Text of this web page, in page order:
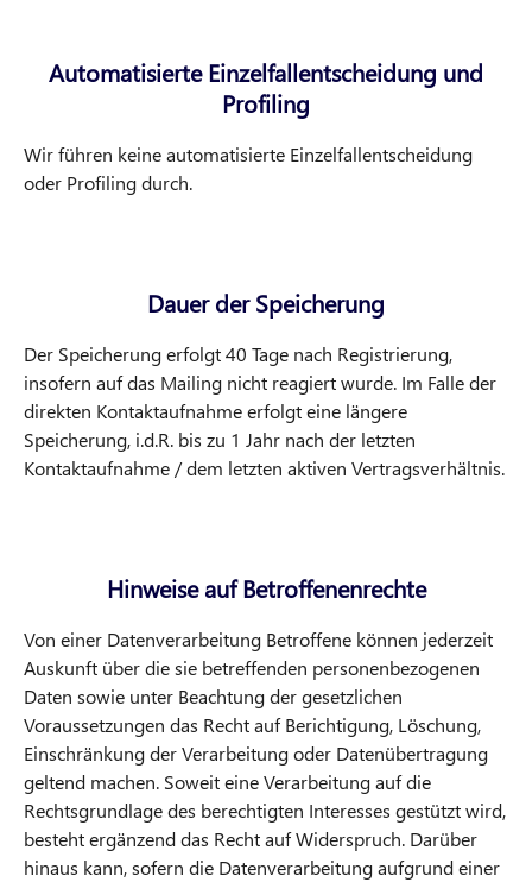
Automatisierte Einzelfallentscheidung und
Profiling
Wir führen keine automatisierte Einzelfallentscheidung
oder Profiling durch.
Dauer der Speicherung
Der Speicherung erfolgt 40 Tage nach Registrierung,
insofern auf das Mailing nicht reagiert wurde. Im Falle der
direkten Kontaktaufnahme erfolgt eine längere
Speicherung, i.d.R. bis zu 1 Jahr nach der letzten
Kontaktaufnahme / dem letzten aktiven Vertragsverhältnis.
Hinweise auf Betroffenenrechte
Von einer Datenverarbeitung Betroffene können jederzeit
Auskunft über die sie betreffenden personenbezogenen
Daten sowie unter Beachtung der gesetzlichen
Voraussetzungen das Recht auf Berichtigung, Löschung,
Einschränkung der Verarbeitung oder Datenübertragung
geltend machen. Soweit eine Verarbeitung auf die
Rechtsgrundlage des berechtigten Interesses gestützt wird,
besteht ergänzend das Recht auf Widerspruch. Darüber
hinaus kann, sofern die Datenverarbeitung aufgrund einer